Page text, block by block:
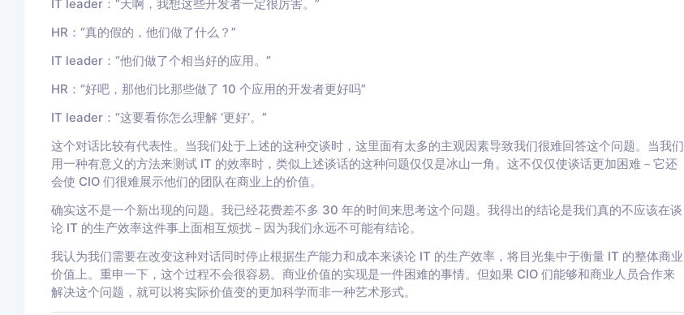
IT leader：“天啊，我想这些开发者一定很厉害。”
HR：“真的假的，他们做了什么？”
IT leader：“他们做了个相当好的应用。”
HR：“好吧，那他们比那些做了 10 个应用的开发者更好吗”
IT leader：“这要看你怎么理解 ‘更好’。”
这个对话比较有代表性。当我们处于上述的这种交谈时，这里面有太多的主观因素导致我们很难回答这个问题。当我们
用一种有意义的方法来测试 IT 的效率时，类似上述谈话的这种问题仅仅是冰山一角。这不仅仅使谈话更加困难－它还
会使 CIO 们很难展示他们的团队在商业上的价值。
确实这不是一个新出现的问题。我已经花费差不多 30 年的时间来思考这个问题。我得出的结论是我们真的不应该在谈
论 IT 的生产效率这件事上面相互烦扰－因为我们永远不可能有结论。
我认为我们需要在改变这种对话同时停止根据生产能力和成本来谈论 IT 的生产效率，将目光集中于衡量 IT 的整体商业
价值上。重申一下，这个过程不会很容易。商业价值的实现是一件困难的事情。但如果 CIO 们能够和商业人员合作来
解决这个问题，就可以将实际价值变的更加科学而非一种艺术形式。